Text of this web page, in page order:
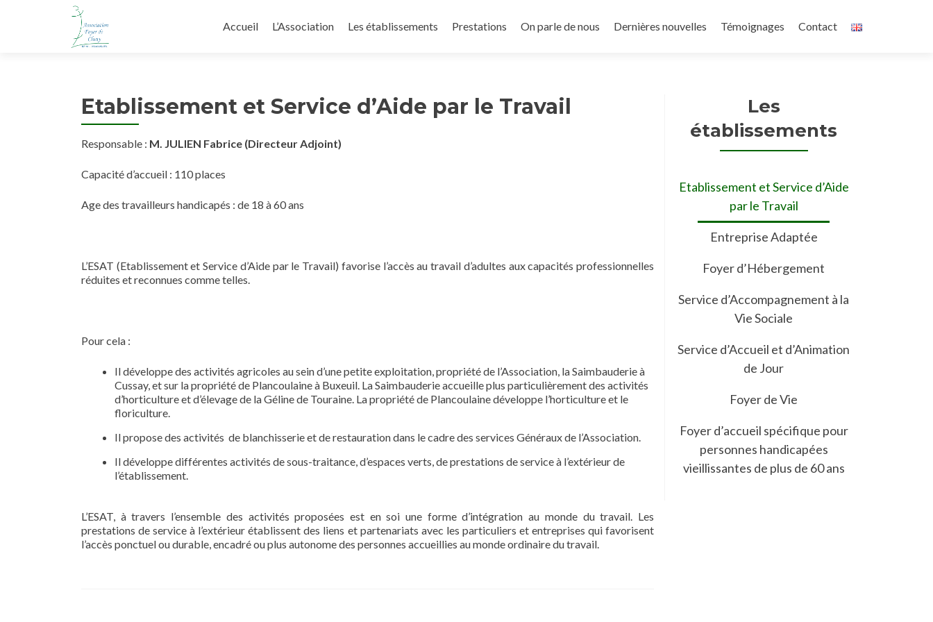
Accueil
L’Association Les établissements Prestations On parle de nous Dernières nouvelles Témoignages Contact
Etablissement et Service d’Aide par le Travail
Responsable : M. JULIEN Fabrice (Directeur Adjoint)
Capacité d’accueil : 110 places
Age des travailleurs handicapés : de 18 à 60 ans
L’ESAT (Etablissement et Service d’Aide par le Travail) favorise l’accès au travail d’adultes aux capacités professionnelles
réduites et reconnues comme telles.
Pour cela :
Il développe des activités agricoles au sein d’une petite exploitation, propriété de l’Association, la Saimbauderie à
Cussay, et sur la propriété de Plancoulaine à Buxeuil. La Saimbauderie accueille plus particulièrement des activités
d’horticulture et d’élevage de la Géline de Touraine. La propriété de Plancoulaine développe l’horticulture et le
floriculture.
Il propose des activités de blanchisserie et de restauration dans le cadre des services Généraux de l’Association.
Il développe différentes activités de sous-traitance, d’espaces verts, de prestations de service à l’extérieur de
l’établissement.
L’ESAT, à travers l’ensemble des activités proposées est en soi une forme d’intégration au monde du travail. Les
prestations de service à l’extérieur établissent des liens et partenariats avec les particuliers et entreprises qui favorisent
l’accès ponctuel ou durable, encadré ou plus autonome des personnes accueillies au monde ordinaire du travail.
Les
établissements
Etablissement et Service d’Aide
par le Travail
Entreprise Adaptée
Foyer d’Hébergement
Service d’Accompagnement à la
Vie Sociale
Service d’Accueil et d’Animation
de Jour
Foyer de Vie
Foyer d’accueil spécifique pour
personnes handicapées
vieillissantes de plus de 60 ans